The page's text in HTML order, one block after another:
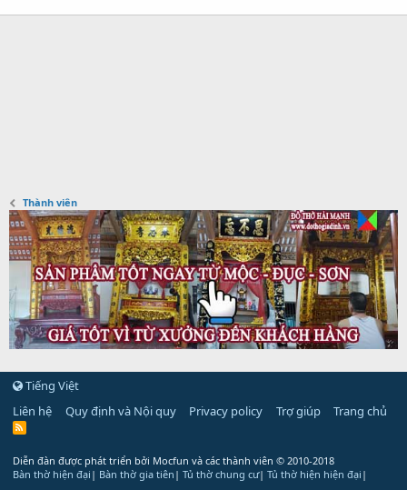
Thành viên
Tiếng Việt
Liên hệ
Quy định và Nội quy Privacy policy Trợ giúp Trang chủ
R
Diễn đàn được phát triển bởi Mocfun và các thành viên © 2010-2018
Bàn thờ hiện đại | Bàn thờ gia tiên | Tủ thờ chung cư| Tủ thờ hiện hiện đại |